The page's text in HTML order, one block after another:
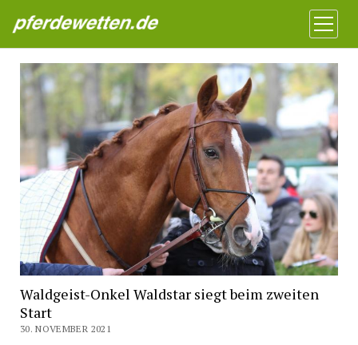
Pferdewetten News
Menü
öffnen
Waldgeist-Onkel Waldstar siegt beim zweiten
Start
30. NOVEMBER 2021